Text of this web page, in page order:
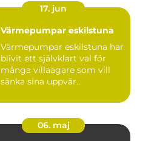
17. jun
Värmepumpar eskilstuna
Värmepumpar eskilstuna har
blivit ett självklart val för
många villaägare som vill
sänka sina uppvär...
06. maj